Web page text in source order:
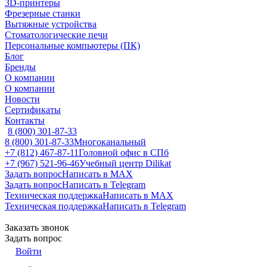
3D-принтеры
Фрезерные станки
Вытяжные устройства
Стоматологические печи
Персональные компьютеры (ПК)
Блог
Бренды
О компании
О компании
Новости
Сертификаты
Контакты
8 (800) 301-87-33
8 (800) 301-87-33Многоканальный
+7 (812) 467-87-11Головной офис в СПб
+7 (967) 521-96-46Учебный центр Dilikat
Задать вопросНаписать в MAX
Задать вопросНаписать в Telegram
Техническая поддержкаНаписать в MAX
Техническая поддержкаНаписать в Telegram
Заказать звонок
Задать вопрос
Войти